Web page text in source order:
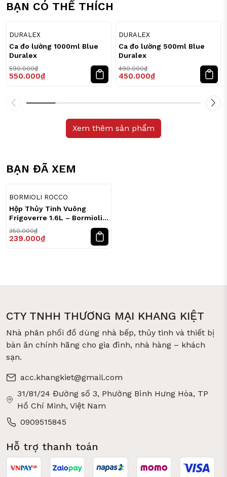
BẠN CÓ THỂ THÍCH
DURALEX
Ca đo lường 1000ml Blue
Duralex
590.000₫
550.000₫
DURALEX
Ca đo lường 500ml Blue
Duralex
490.000₫
450.000₫
Xem thêm sản phẩm
BẠN ĐÃ XEM
BORMIOLI ROCCO
Hộp Thủy Tinh Vuông
Frigoverre 1.6L – Bormioli
350.000₫
239.000₫
CTY TNHH THƯƠNG MẠI KHANG KIỆT
Nhà phân phối đồ dùng nhà bếp, thủy tinh và thiết bị
bàn ăn chính hãng cho gia đình, nhà hàng – khách
sạn.
acc.khangkiet@gmail.com
31/81/24 Đường số 3, Phường Bình Hưng Hòa, TP
Hồ Chí Minh, Việt Nam
0909515845
Hỗ trợ thanh toán